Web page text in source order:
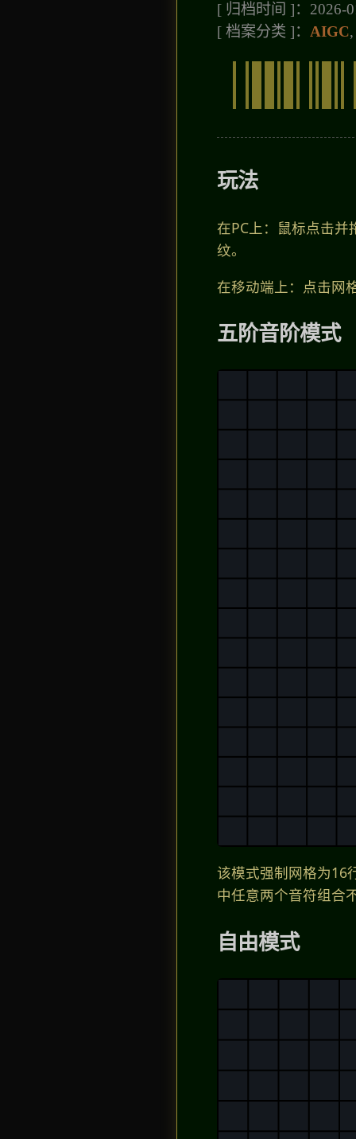
[ 归档时间 ]：2026-
[ 档案分类 ]： AIGC
玩法
在PC上：鼠标点击
纹。
在移动端上：点击网
五阶音阶模式
该模式强制网格为16
中任意两个音符组合
自由模式